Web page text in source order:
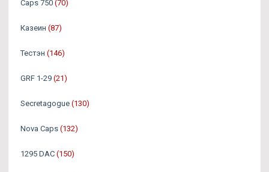
Caps 750 (70)
Казеин (87)
Тестэн (146)
GRF 1-29 (21)
Secretagogue (130)
Nova Caps (132)
1295 DAC (150)